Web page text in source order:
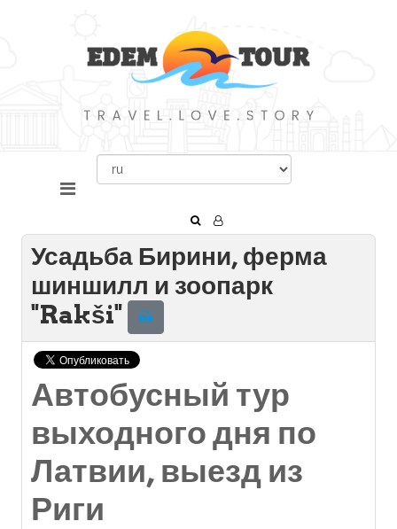
Усадьба Бирини, ферма
шиншилл и зоопарк
"Rakši"
Автобусный тур
выходного дня по
Латвии, выезд из
Риги